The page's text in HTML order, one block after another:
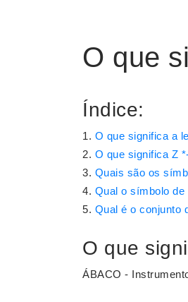
O que
Índice:
O que significa a
O que significa Z
Quais são os
Qual o símbolo
Qual é o conjunto
O que
ÁBACO -